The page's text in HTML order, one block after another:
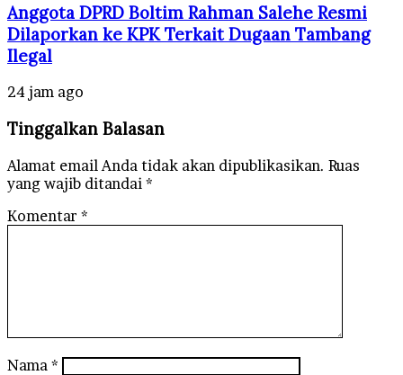
Anggota DPRD Boltim Rahman Salehe Resmi
Dilaporkan ke KPK Terkait Dugaan Tambang
Ilegal
24 jam ago
Tinggalkan Balasan
Alamat email Anda tidak akan dipublikasikan. Ruas
yang wajib ditandai *
Komentar *
Nama *